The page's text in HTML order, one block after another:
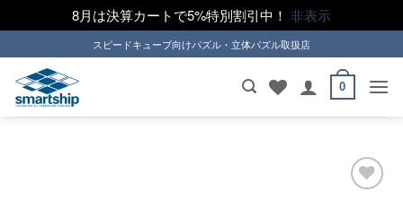
8月は決算カートで5%特別割引中！ 非表示
to
content
スピードキューブ向けパズル・立体パズル取扱店
0